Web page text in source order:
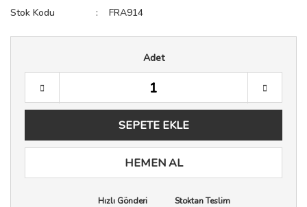
Stok Kodu
FRA914
Adet
SEPETE EKLE
HEMEN AL
Hızlı Gönderi Stoktan Teslim